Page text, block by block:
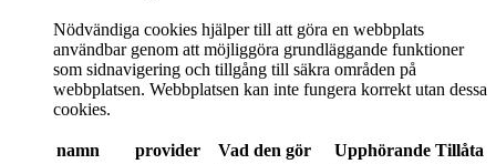
Nödvändiga cookies hjälper till att göra en webbplats
användbar genom att möjliggöra grundläggande funktioner
som sidnavigering och tillgång till säkra områden på
webbplatsen. Webbplatsen kan inte fungera korrekt utan dessa
cookies.
namn provider Vad den gör Upphörande Tillåta